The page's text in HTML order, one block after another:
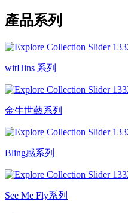
產品系列
witHins 系列
金生世藝系列
Bling感系列
See Me Fly系列